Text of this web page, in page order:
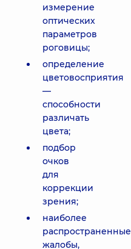
измерение
оптических
параметров
роговицы;
определение
цветовосприятия
—
способности
различать
цвета;
подбор
очков
для
коррекции
зрения;
наиболее
распространенные
жалобы,